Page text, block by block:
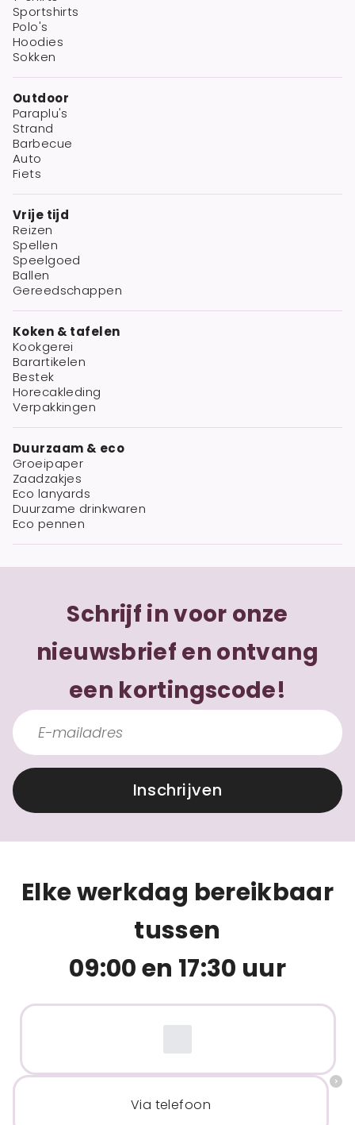
Sportshirts
Polo's
Hoodies
Sokken
Outdoor
Paraplu's
Strand
Barbecue
Auto
Fiets
Vrije tijd
Reizen
Spellen
Speelgoed
Ballen
Gereedschappen
Koken & tafelen
Kookgerei
Barartikelen
Bestek
Horecakleding
Verpakkingen
Duurzaam & eco
Groeipaper
Zaadzakjes
Eco lanyards
Duurzame drinkwaren
Eco pennen
Schrijf in voor onze
nieuwsbrief en ontvang
een kortingscode!
Inschrijven
Elke werkdag bereikbaar
tussen
09:00 en 17:30 uur
Via telefoon